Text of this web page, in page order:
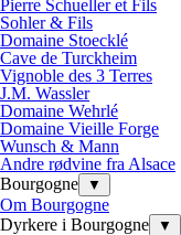
Pierre Schueller et Fils
Sohler & Fils
Domaine Stoecklé
Cave de Turckheim
Vignoble des 3 Terres
J.M. Wassler
Domaine Wehrlé
Domaine Vieille Forge
Wunsch & Mann
Andre rødvine fra Alsace
Bourgogne
▼
Om Bourgogne
Dyrkere i Bourgogne
▼